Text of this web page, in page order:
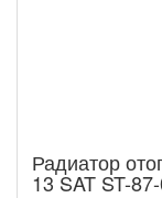
Радиатор
13 SAT ST-